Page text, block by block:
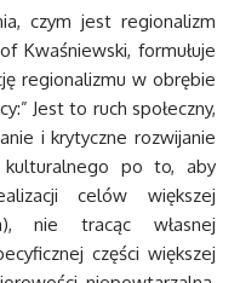
czym jest regionalizm
Kwaśniewski, formułuje
regionalizmu w obrębie
Jest to ruch społeczny,
i krytyczne rozwijanie
kulturalnego po to, aby
celów większej
nie tracąc własnej
części większej